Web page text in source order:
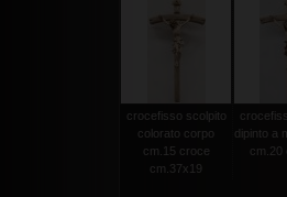
crocefisso scolpito
colorato corpo
cm.15 croce
cm.37x19
dipinto a
cm.20